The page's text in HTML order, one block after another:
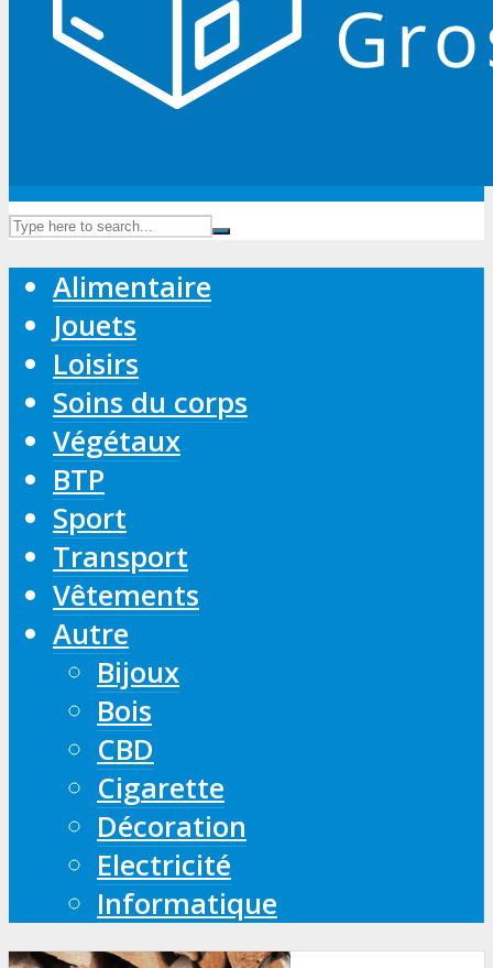
Alimentaire
Jouets
Loisirs
Soins du corps
Végétaux
BTP
Sport
Transport
Vêtements
Autre
Bijoux
Bois
CBD
Cigarette
Décoration
Electricité
Informatique